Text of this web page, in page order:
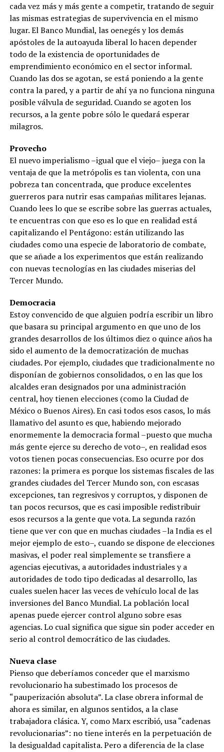
cada vez más y más gente a competir, tratando de seguir
las mismas estrategias de supervivencia en el mismo
lugar. El Banco Mundial, las oenegés y los demás
apóstoles de la autoayuda liberal lo hacen depender
todo de la existencia de oportunidades de
emprendimiento económico en el sector informal.
Cuando las dos se agotan, se está poniendo a la gente
contra la pared, y a partir de ahí ya no funciona ninguna
posible válvula de seguridad. Cuando se agoten los
recursos, a la gente pobre sólo le quedará esperar
milagros.
Provecho
El nuevo imperialismo –igual que el viejo– juega con la
ventaja de que la metrópolis es tan violenta, con una
pobreza tan concentrada, que produce excelentes
guerreros para nutrir esas campañas militares lejanas.
Cuando lees lo que se escribe sobre las guerras actuales,
te encuentras con que eso es lo que en realidad está
capitalizando el Pentágono: están utilizando las
ciudades como una especie de laboratorio de combate,
que se añade a los experimentos que están realizando
con nuevas tecnologías en las ciudades miserias del
Tercer Mundo.
Democracia
Estoy convencido de que alguien podría escribir un libro
que basara su principal argumento en que uno de los
grandes desarrollos de los últimos diez o quince años ha
sido el aumento de la democratización de muchas
ciudades. Por ejemplo, ciudades que tradicionalmente no
disponían de gobiernos consolidados, o en las que los
alcaldes eran designados por una administración
central, hoy tienen elecciones (como la Ciudad de
México o Buenos Aires). En casi todos esos casos, lo más
llamativo del asunto es que, habiendo mejorado
enormemente la democracia formal –puesto que mucha
más gente ejerce su derecho de voto–, en realidad esos
votos tienen pocas consecuencias. Eso ocurre por dos
razones: la primera es porque los sistemas fiscales de las
grandes ciudades del Tercer Mundo son, con escasas
excepciones, tan regresivos y corruptos, y disponen de
tan pocos recursos, que es casi imposible redistribuir
esos recursos a la gente que vota. La segunda razón
tiene que ver con que en muchas ciudades –la India es el
mejor ejemplo de esto–, cuando se dispone de elecciones
masivas, el poder real simplemente se transfiere a
agencias ejecutivas, a autoridades industriales y a
autoridades de todo tipo dedicadas al desarrollo, las
cuales suelen hacer las veces de vehículo local de las
inversiones del Banco Mundial. La población local
apenas puede ejercer control alguno sobre esas
agencias. Lo cual significa que sigue sin poder acceder en
serio al control democrático de las ciudades.
Nueva clase
Pienso que deberíamos conceder que el marxismo
revolucionario ha subestimado los procesos de
“pauperización absoluta”. La clase obrera informal de
ahora es similar, en algunos sentidos, a la clase
trabajadora clásica. Y, como Marx escribió, usa “cadenas
revolucionarias”: no tiene interés en la perpetuación de
la desigualdad capitalista. Pero a diferencia de la clase